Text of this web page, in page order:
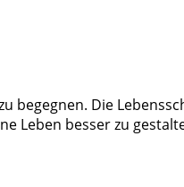
Die
Leben besser zu